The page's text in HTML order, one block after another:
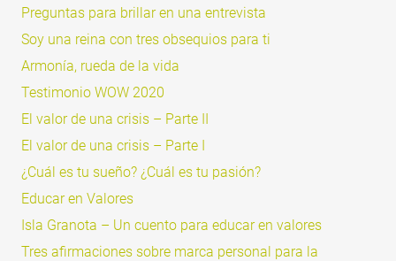
Preguntas para brillar en una entrevista
Soy una reina con tres obsequios para ti
Armonía, rueda de la vida
Testimonio WOW 2020
El valor de una crisis – Parte II
El valor de una crisis – Parte I
¿Cuál es tu sueño? ¿Cuál es tu pasión?
Educar en Valores
Isla Granota – Un cuento para educar en valores
Tres afirmaciones sobre marca personal para la